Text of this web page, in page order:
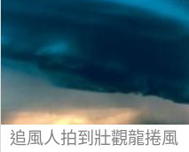
追風人拍到壯觀龍捲風